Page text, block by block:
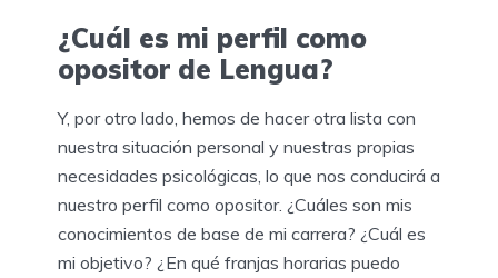
¿Cuál es mi perfil como
opositor de Lengua?
Y, por otro lado, hemos de hacer otra lista con
nuestra situación personal y nuestras propias
necesidades psicológicas, lo que nos conducirá a
nuestro perfil como opositor. ¿Cuáles son mis
conocimientos de base de mi carrera? ¿Cuál es
mi objetivo? ¿En qué franjas horarias puedo